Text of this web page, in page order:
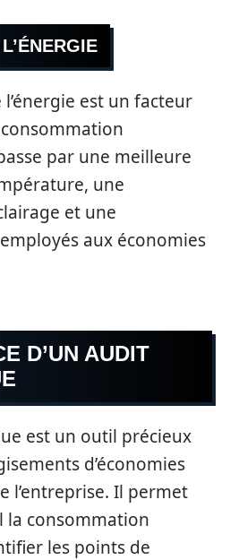
est un facteur
par une meilleure
une
et une
aux économies
D’UN AUDIT
est un outil précieux
d’économies
l’entreprise. Il permet
la consommation
les points de